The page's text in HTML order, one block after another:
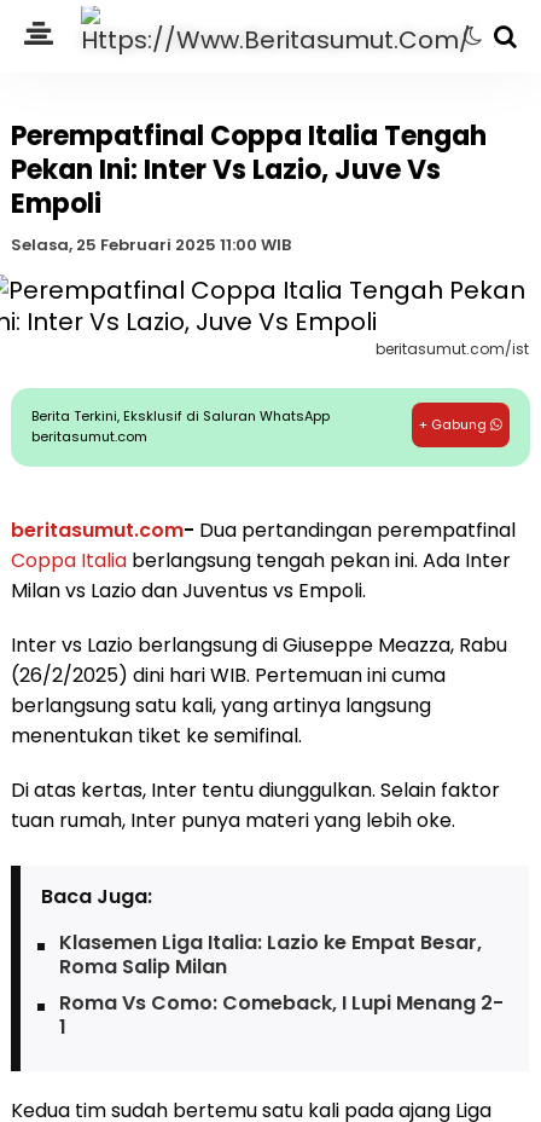
Perempatfinal Coppa Italia Tengah
Pekan Ini: Inter Vs Lazio, Juve Vs
Empoli
Selasa, 25 Februari 2025 11:00 WIB
beritasumut.com/ist
Berita Terkini, Eksklusif di Saluran WhatsApp
beritasumut.com
+ Gabung
beritasumut.com- Dua pertandingan perempatfinal
Coppa Italiaberlangsung tengah pekan ini. Ada Inter
Milan vs Lazio dan Juventus vs Empoli.
Inter vs Lazio berlangsung di Giuseppe Meazza, Rabu
(26/2/2025) dini hari WIB. Pertemuan ini cuma
berlangsung satu kali, yang artinya langsung
menentukan tiket ke semifinal.
Di atas kertas, Inter tentu diunggulkan. Selain faktor
tuan rumah, Inter punya materi yang lebih oke.
Baca Juga:
Klasemen Liga Italia: Lazio ke Empat Besar,
Roma Salip Milan
Roma Vs Como: Comeback, I Lupi Menang 2-
1
Kedua tim sudah bertemu satu kali pada ajang Liga